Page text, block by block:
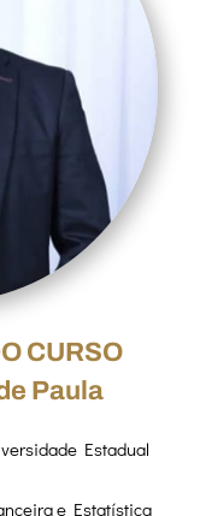
CURSO
Paula
Estadual
e Estatística